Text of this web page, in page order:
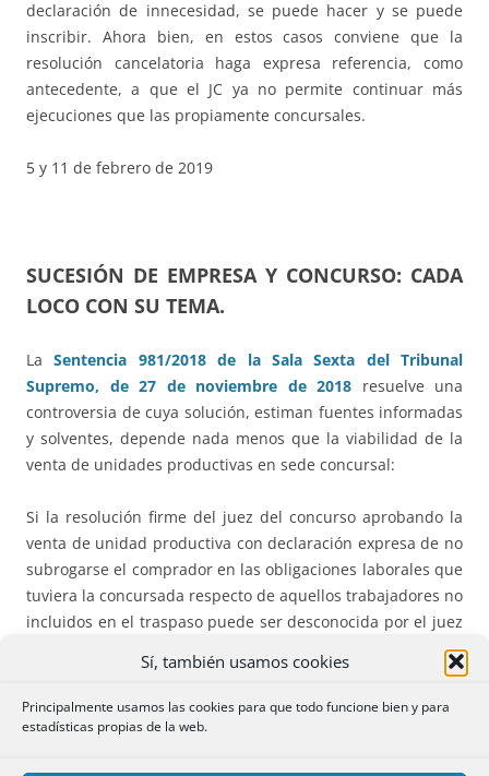
Sí, también usamos cookies
Principalmente usamos las cookies para que todo funcione bien y para
estadísticas propias de la web.
declaración de innecesidad, se puede hacer y se puede
inscribir. Ahora bien, en estos casos conviene que la
resolución cancelatoria haga expresa referencia, como
antecedente, a que el JC ya no permite continuar más
ejecuciones que las propiamente concursales.
5 y 11 de febrero de 2019
SUCESIÓN DE EMPRESA Y CONCURSO: CADA
LOCO CON SU TEMA.
LaSentencia 981/2018 de la Sala Sexta del Tribunal
Supremo, de 27 de noviembre de 2018 resuelve una
controversia de cuya solución, estiman fuentes informadas
y solventes, depende nada menos que la viabilidad de la
venta de unidades productivas en sede concursal:
Si la resolución firme del juez del concurso aprobando la
venta de unidad productiva con declaración expresa de no
subrogarse el comprador en las obligaciones laborales que
tuviera la concursada respecto de aquellos trabajadores no
incluidos en el traspaso puede ser desconocida por el juez
de lo social y, en consecuencia, obligar al adquirente a
hacerse cargo de las indemnizaciones procedentes para
esos trabajadores que él no ha asumido, como un
supuesto más de sucesión de empresa.